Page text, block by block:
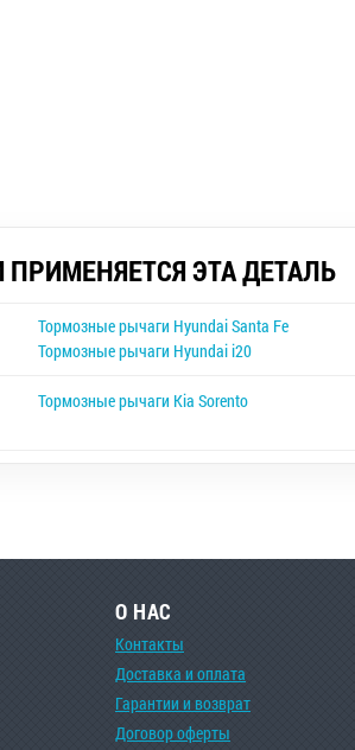
ЭТА ДЕТАЛЬ
Тормозные рычаги Hyundai Santa Fe
Тормозные рычаги Hyundai i20
Тормозные рычаги Kia Sorento
О НАС
Контакты
Доставка и оплата
Гарантии и возврат
Договор оферты